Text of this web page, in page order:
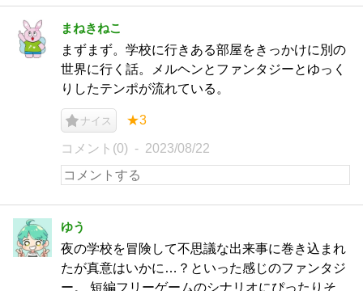
まねきねこ
まずまず。学校に行きある部屋をきっかけに別の
世界に行く話。メルヘンとファンタジーとゆっく
りしたテンポが流れている。
ナイス ★3
コメント(0) 2023/08/22
ゆう
夜の学校を冒険して不思議な出来事に巻き込まれ
たが真意はいかに…？といった感じのファンタジ
ー。 短編フリーゲームのシナリオにぴったりそ